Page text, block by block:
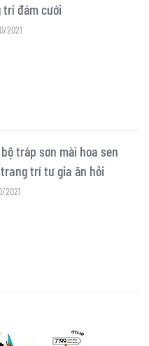
đám cưới
2021
tráp sơn mài hoa sen
trí tư gia ăn hỏi
2021